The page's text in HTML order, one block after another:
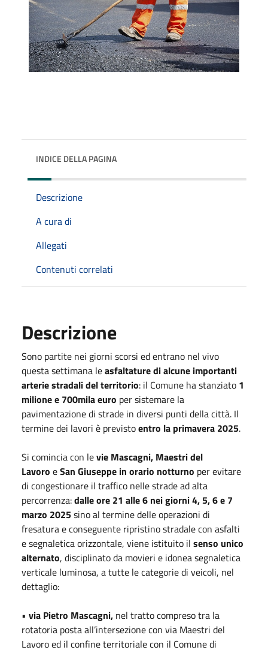
INDICE DELLA PAGINA
Descrizione
A cura di
Allegati
Contenuti correlati
Descrizione
Sono partite nei giorni scorsi ed entrano nel vivo
questa settimana leasfaltature di alcune importanti
arterie stradali del territorio: il Comune ha stanziato 1
milione e 700mila euro per sistemare la
pavimentazione di strade in diversi punti della città. Il
termine dei lavori è previstoentro la primavera 2025.
Si comincia con levie Mascagni, Maestri del
Lavoro eSan Giuseppe in orario notturno per evitare
di congestionare il traffico nelle strade ad alta
percorrenza:dalle ore 21 alle 6 nei giorni 4, 5, 6 e 7
marzo 2025sino al termine delle operazioni di
fresatura e conseguente ripristino stradale con asfalti
e segnaletica orizzontale, viene istituito il senso unico
alternato, disciplinato da movieri e idonea segnaletica
verticale luminosa, a tutte le categorie di veicoli, nel
dettaglio:
• via Pietro Mascagni, nel tratto compreso tra la
rotatoria posta all’intersezione con via Maestri del
Lavoro ed il confine territoriale con il Comune di